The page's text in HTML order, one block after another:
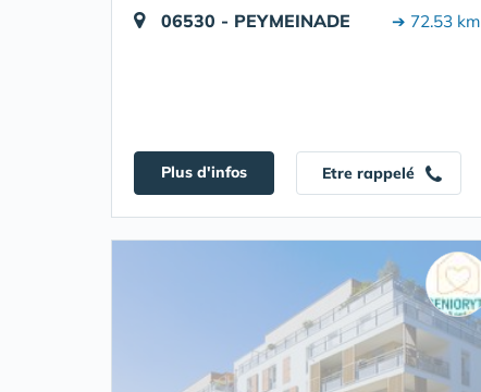
06530 - PEYMEINADE ➔ 72.53 km
Plus d'infos Etre rappelé